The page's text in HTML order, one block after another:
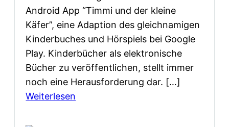
t
e
n
v
o
n
m
p
u
t
e
r
“
s
e
Android App “Timmi und der kleine
Käfer”, eine Adaption des gleichnamigen
Kinderbuches und Hörspiels bei Google
Play. Kinderbücher als elektronische
Bücher zu veröffentlichen, stellt immer
noch eine Herausforderung dar. […]
Weiterlesen